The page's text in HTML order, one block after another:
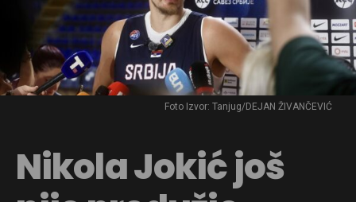
Foto Izvor: Tanjug/DEJAN ŽIVANČEVIĆ
Nikola Jokić još